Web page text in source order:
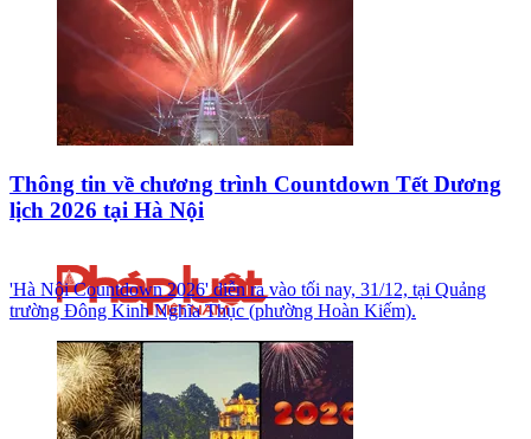
Thông tin về chương trình Countdown Tết Dương
lịch 2026 tại Hà Nội
'Hà Nội Countdown 2026' diễn ra vào tối nay, 31/12, tại Quảng
trường Đông Kinh Nghĩa Thục (phường Hoàn Kiếm).